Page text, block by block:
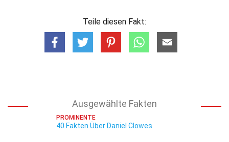
Teile diesen Fakt:
Ausgewählte Fakten
PROMINENTE
40 Fakten Über Daniel Clowes